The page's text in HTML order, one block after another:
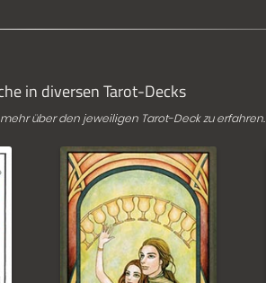
in diversen Tarot-Decks
über den jeweiligen Tarot-Deck zu erfahren.